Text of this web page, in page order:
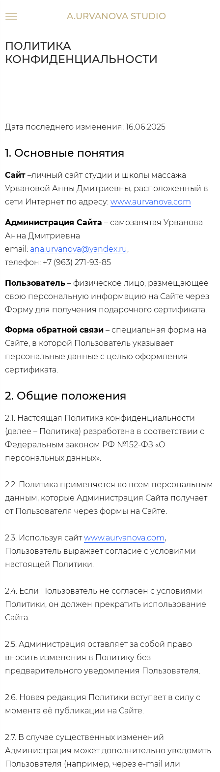
A.URVANOVA STUDIO
ПОЛИТИКА
КОНФИДЕНЦИАЛЬНОСТИ
Дата последнего изменения: 16.06.2025
1. Основные понятия
Сайт –личный сайт студии и школы массажа
Урвановой Анны Дмитриевны, расположенный в
сети Интернет по адресу: www.aurvanova.com
Администрация Сайта – самозанятая Урванова
Анна Дмитриевна
email: ana.urvanova@yandex.ru,
телефон: +7 (963) 271-93-85
Пользователь – физическое лицо, размещающее
свою персональную информацию на Сайте через
Форму для получения подарочного сертификата.
Форма обратной связи – специальная форма на
Сайте, в которой Пользователь указывает
персональные данные с целью оформления
сертификата.
2. Общие положения
2.1. Настоящая Политика конфиденциальности
(далее – Политика) разработана в соответствии с
Федеральным законом РФ №152-ФЗ «О
персональных данных».
2.2. Политика применяется ко всем персональным
данным, которые Администрация Сайта получает
от Пользователя через формы на Сайте.
2.3. Используя сайтwww.aurvanova.com,
Пользователь выражает согласие с условиями
настоящей Политики.
2.4. Если Пользователь не согласен с условиями
Политики, он должен прекратить использование
Сайта.
2.5. Администрация оставляет за собой право
вносить изменения в Политику без
предварительного уведомления Пользователя.
2.6. Новая редакция Политики вступает в силу с
момента её публикации на Сайте.
2.7. В случае существенных изменений
Администрация может дополнительно уведомить
Пользователя (например, через e-mail или